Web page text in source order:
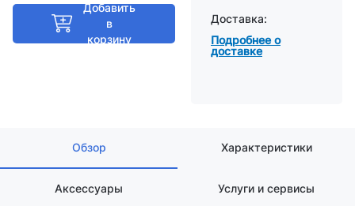
Добавить
в
корзину
Доставка:
Подробнее о
доставке
Обзор Характеристики
Аксессуары Услуги и сервисы